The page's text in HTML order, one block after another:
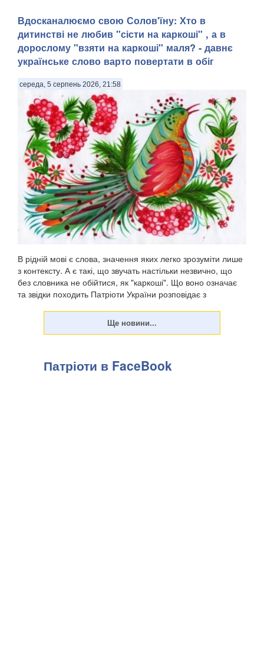
Вдосканалюємо свою Солов'їну: Хто в
дитинстві не любив "сісти на каркоші" , а в
дорослому "взяти на каркоші" маля? - давнє
українське слово варто повертати в обіг
середа, 5 серпень 2026, 21:58
В рідній мові є слова, значення яких легко зрозуміти лише
з контексту. А є такі, що звучать настільки незвично, що
без словника не обійтися, як "каркоші". Що воно означає
та звідки походить Патріоти України розповідає з
Патріоти в FaceBook